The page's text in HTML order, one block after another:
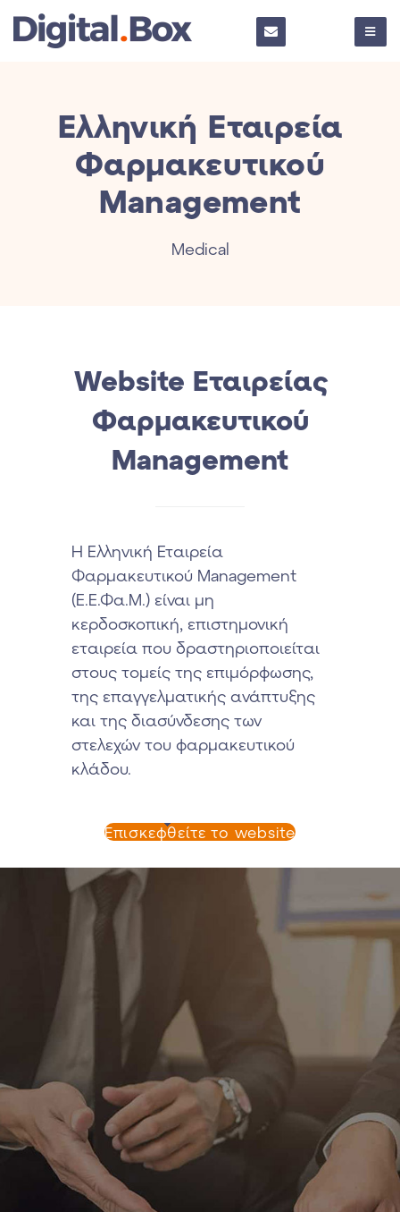
Ελληνική Εταιρεία
Φαρμακευτικού
Management
Medical
Website Εταιρείας
Φαρμακευτικού
Management
Η Ελληνική Εταιρεία
Φαρμακευτικού Management
(Ε.Ε.Φα.Μ.) είναι μη
κερδοσκοπική, επιστημονική
εταιρεία που δραστηριοποιείται
στους τομείς της επιμόρφωσης,
της επαγγελματικής ανάπτυξης
και της διασύνδεσης των
στελεχών του φαρμακευτικού
κλάδου.
Επισκεφθείτε το website